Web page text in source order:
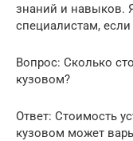
знаний и навыков.
специалистам,
Вопрос: Сколько
кузовом?
Ответ: Стоимость
кузовом может